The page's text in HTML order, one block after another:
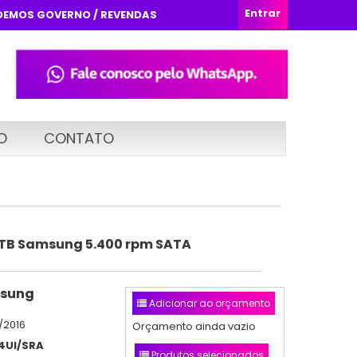
Entrar
GOVERNO / REVENDAS
CONTATO
Samsung 5.400 rpm SATA
SRA
Adicionar ao orçamento
Orçamento ainda vazio